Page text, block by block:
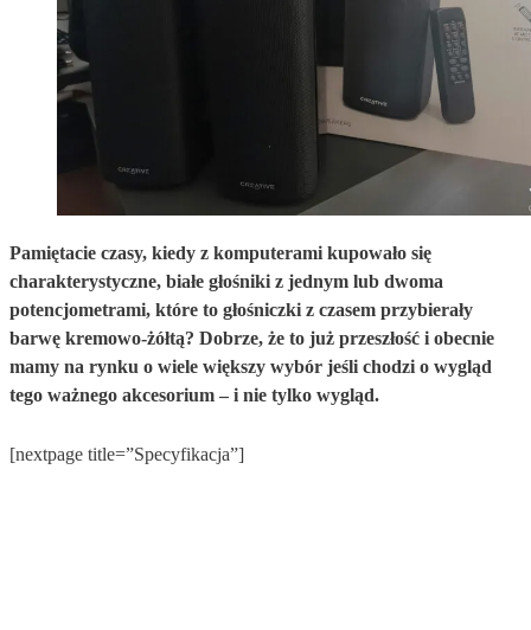
Pamiętacie czasy, kiedy z komputerami kupowało się
charakterystyczne, białe głośniki z jednym lub dwoma
potencjometrami, które to głośniczki z czasem przybierały
barwę kremowo-żółtą? Dobrze, że to już przeszłość i obecnie
mamy na rynku o wiele większy wybór jeśli chodzi o wygląd
tego ważnego akcesorium – i nie tylko wygląd.
[nextpage title=”Specyfikacja”]